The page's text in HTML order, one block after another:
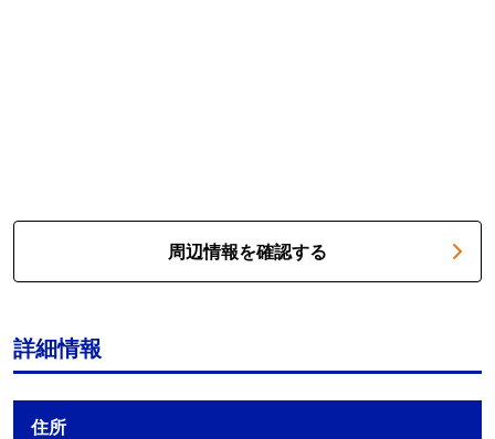
周辺情報を確認する
詳細情報
住所